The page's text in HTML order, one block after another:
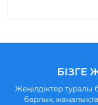
Жеңілдіктер туралы
барлық